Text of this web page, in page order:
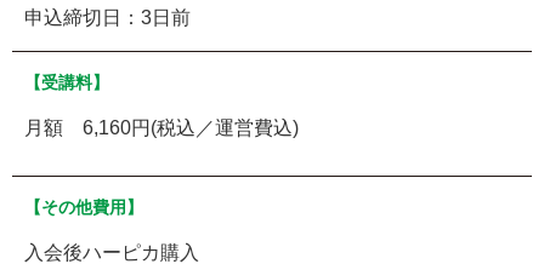
申込締切日：3日前
【受講料】
月額 6,160円(税込／運営費込)
【その他費用】
入会後ハーピカ購入